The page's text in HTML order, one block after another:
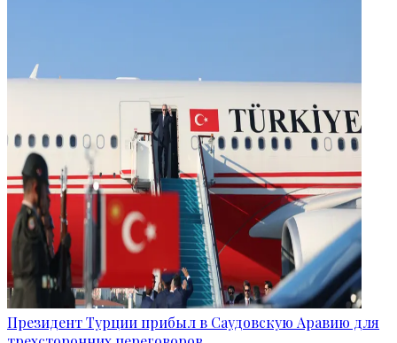
Президент Турции прибыл в Саудовскую Аравию для